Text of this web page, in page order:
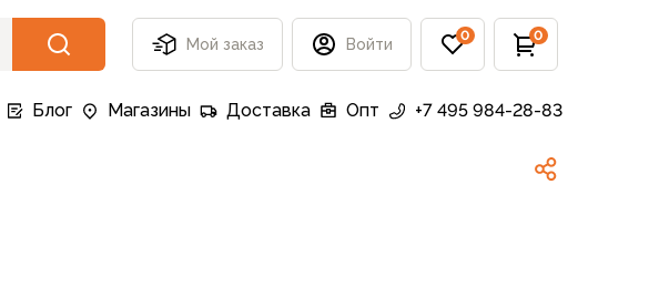
Мой заказ Войти 0 0
Блог Магазины Доставка Опт +7 495 984-28-83